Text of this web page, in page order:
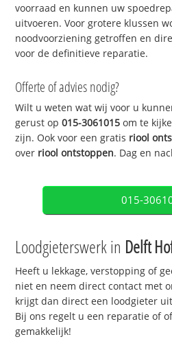
voorraad en kunnen uw
uitvoeren. Voor grotere klussen
noodvoorziening getroffen en
voor de definitieve reparatie.
Offerte of advies nodig?
Wilt u weten wat wij voor u
gerust op015-3061015 om te
zijn. Ook voor een gratis riool
over riool ontstoppen. Dag en
015-
Loodgieterswerk in Delft
Heeft u lekkage, verstopping of
niet en neem direct contact met
krijgt dan direct een loodgieter uit
Bij ons regelt u een reparatie of
gemakkelijk!